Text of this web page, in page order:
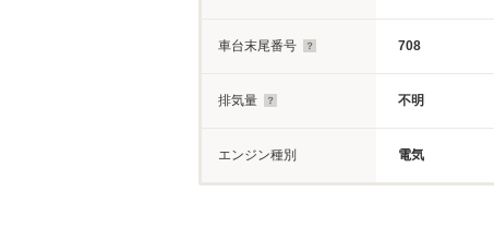
車台末尾番号 708
排気量 不明
エンジン種別 電気